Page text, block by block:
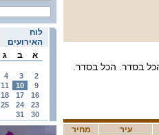
לוח
האירועים
א
ב ג
2
3
4
9
10
11
16
17
18
23
24
25
30
31
בסדר. הכל בסדר.
מחיר עיר